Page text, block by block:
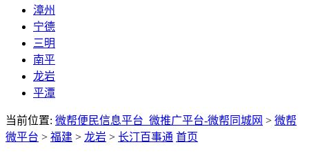
漳州
宁德
三明
南平
龙岩
平潭
当前位置: 微帮便民信息平台_微推广平台-微帮同城网 > 微帮
微平台 > 福建 > 龙岩 > 长汀百事通 首页